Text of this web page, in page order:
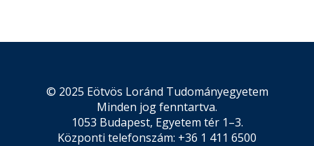
© 2025 Eötvös Loránd Tudományegyetem
Minden jog fenntartva.
1053 Budapest, Egyetem tér 1–3.
Központi telefonszám: +36 1 411 6500